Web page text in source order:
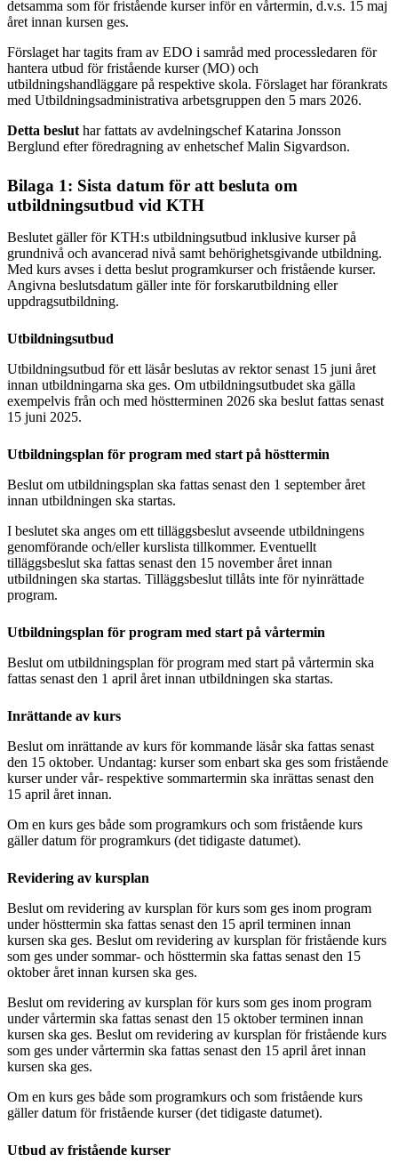
detsamma som för fristående kurser inför en vårtermin, d.v.s. 15 maj
året innan kursen ges.
Förslaget har tagits fram av EDO i samråd med processledaren för
hantera utbud för fristående kurser (MO) och
utbildningshandläggare på respektive skola. Förslaget har förankrats
med Utbildningsadministrativa arbetsgruppen den 5 mars 2026.
Detta beslut har fattats av avdelningschef Katarina Jonsson
Berglund efter föredragning av enhetschef Malin Sigvardson.
Bilaga 1: Sista datum för att besluta om
utbildningsutbud vid KTH
Beslutet gäller för KTH:s utbildningsutbud inklusive kurser på
grundnivå och avancerad nivå samt behörighetsgivande utbildning.
Med kurs avses i detta beslut programkurser och fristående kurser.
Angivna beslutsdatum gäller inte för forskarutbildning eller
uppdragsutbildning.
Utbildningsutbud
Utbildningsutbud för ett läsår beslutas av rektor senast 15 juni året
innan utbildningarna ska ges. Om utbildningsutbudet ska gälla
exempelvis från och med höstterminen 2026 ska beslut fattas senast
15 juni 2025.
Utbildningsplan för program med start på hösttermin
Beslut om utbildningsplan ska fattas senast den 1 september året
innan utbildningen ska startas.
I beslutet ska anges om ett tilläggsbeslut avseende utbildningens
genomförande och/eller kurslista tillkommer. Eventuellt
tilläggsbeslut ska fattas senast den 15 november året innan
utbildningen ska startas. Tilläggsbeslut tillåts inte för nyinrättade
program.
Utbildningsplan för program med start på vårtermin
Beslut om utbildningsplan för program med start på vårtermin ska
fattas senast den 1 april året innan utbildningen ska startas.
Inrättande av kurs
Beslut om inrättande av kurs för kommande läsår ska fattas senast
den 15 oktober. Undantag: kurser som enbart ska ges som fristående
kurser under vår- respektive sommartermin ska inrättas senast den
15 april året innan.
Om en kurs ges både som programkurs och som fristående kurs
gäller datum för programkurs (det tidigaste datumet).
Revidering av kursplan
Beslut om revidering av kursplan för kurs som ges inom program
under hösttermin ska fattas senast den 15 april terminen innan
kursen ska ges. Beslut om revidering av kursplan för fristående kurs
som ges under sommar- och hösttermin ska fattas senast den 15
oktober året innan kursen ska ges.
Beslut om revidering av kursplan för kurs som ges inom program
under vårtermin ska fattas senast den 15 oktober terminen innan
kursen ska ges. Beslut om revidering av kursplan för fristående kurs
som ges under vårtermin ska fattas senast den 15 april året innan
kursen ska ges.
Om en kurs ges både som programkurs och som fristående kurs
gäller datum för fristående kurser (det tidigaste datumet).
Utbud av fristående kurser